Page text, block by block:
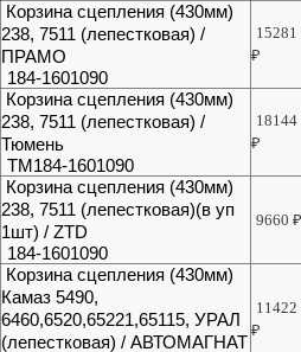
Корзина сцепления (430мм)
238, 7511 (лепестковая) /
ПРАМО
184-1601090
15281
₽
Корзина сцепления (430мм)
238, 7511 (лепестковая) /
Тюмень
ТМ184-1601090
18144
₽
Корзина сцепления (430мм)
238, 7511 (лепестковая)(в уп
1шт) / ZTD
184-1601090
9660
Корзина сцепления (430мм)
Камаз 5490,
6460,6520,65221,65115, УРАЛ
(лепестковая) / АВТОМАГНАТ
11422
₽